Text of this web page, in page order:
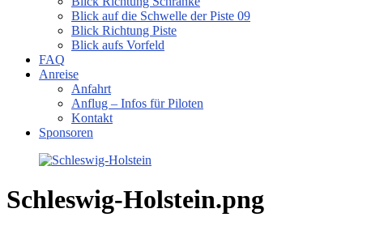
Blick auf die Schwelle der Piste 09
Blick Richtung Piste
Blick aufs Vorfeld
FAQ
Anreise
Anfahrt
Anflug – Infos für Piloten
Kontakt
Sponsoren
Schleswig-Holstein.png